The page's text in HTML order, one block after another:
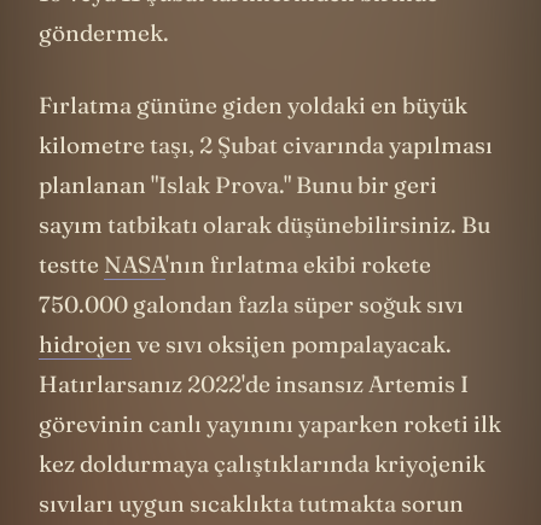
10 veya 11 Şubat tarihlerinden birinde
Fırlatma gününe giden yoldaki en büyük
kilometre taşı, 2 Şubat civarında yapılması
planlanan "Islak Prova." Bunu bir geri
sayım tatbikatı olarak düşünebilirsiniz. Bu
testteNASA'nın fırlatma ekibi rokete
750.000 galondan fazla süper soğuk sıvı
hidrojenve sıvı oksijen pompalayacak.
Hatırlarsanız 2022'de insansız Artemis I
görevinin canlı yayınını yaparken roketi ilk
kez doldurmaya çalıştıklarında kriyojenik